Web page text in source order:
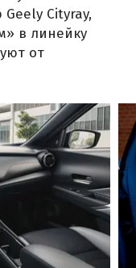
Cityray,
в линейку
от